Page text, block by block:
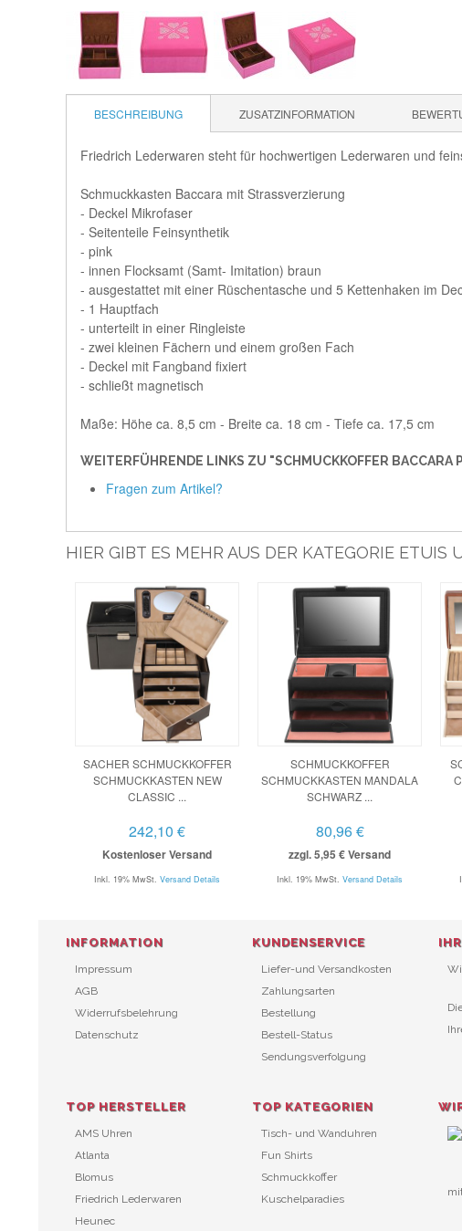
BESCHREIBUNG ZUSATZINFORMATION
Friedrich Lederwaren steht für hochwertigen Lederwaren und
Schmuckkasten Baccara mit Strassverzierung
- Deckel Mikrofaser
- Seitenteile Feinsynthetik
- pink
- innen Flocksamt (Samt- Imitation) braun
- ausgestattet mit einer Rüschentasche und 5 Kettenhaken im
- 1 Hauptfach
- unterteilt in einer Ringleiste
- zwei kleinen Fächern und einem großen Fach
- Deckel mit Fangband fixiert
- schließt magnetisch
Maße: Höhe ca. 8,5 cm - Breite ca. 18 cm - Tiefe ca. 17,5 cm
WEITERFÜHRENDE LINKS ZU "SCHMUCKKOFFER BACCARA
Fragen zum Artikel?
HIER GIBT ES MEHR AUS DER KATEGORIE ETUIS
SACHER SCHMUCKKOFFER
SCHMUCKKASTEN NEW
CLASSIC ...
242,10 €
Kostenloser Versand
Inkl. 19% MwSt. Versand Details
SCHMUCKKOFFER
SCHMUCKKASTEN MANDALA
SCHWARZ ...
80,96 €
zzgl. 5,95 € Versand
Inkl. 19% MwSt. Versand Details
INFORMATION
Impressum
AGB
Widerrufsbelehrung
Datenschutz
KUNDENSERVICE
Liefer-und Versandkosten
Zahlungsarten
Bestellung
Bestell-Status
Sendungsverfolgung
TOP HERSTELLER
AMS Uhren
Atlanta
Blomus
Friedrich Lederwaren
Heunec
TOP KATEGORIEN
Tisch- und Wanduhren
Fun Shirts
Schmuckkoffer
Kuschelparadies